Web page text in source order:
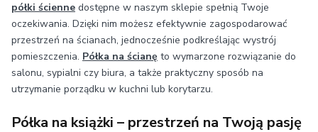
półki ścienne dostępne w naszym sklepie spełnią Twoje
oczekiwania. Dzięki nim możesz efektywnie zagospodarować
przestrzeń na ścianach, jednocześnie podkreślając wystrój
pomieszczenia. Półka na ścianę to wymarzone rozwiązanie do
salonu, sypialni czy biura, a także praktyczny sposób na
utrzymanie porządku w kuchni lub korytarzu.
Półka na książki – przestrzeń na Twoją pasję